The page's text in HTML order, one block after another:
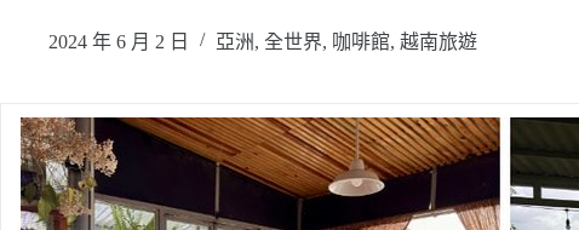
2024 年 6 月 2 日 亞洲, 全世界, 咖啡館, 越南旅遊